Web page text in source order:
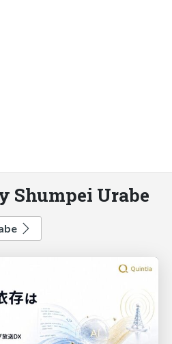
Shumpei Urabe